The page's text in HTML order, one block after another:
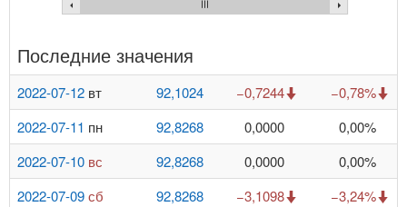
Последние значения
2022-07-12 вт 92,1024 −0,7244
−0,78%
2022-07-11 пн 92,8268 0,0000
0,00%
2022-07-10 вс 92,8268 0,0000
0,00%
2022-07-09сб 92,8268 −3,1098
−3,24%